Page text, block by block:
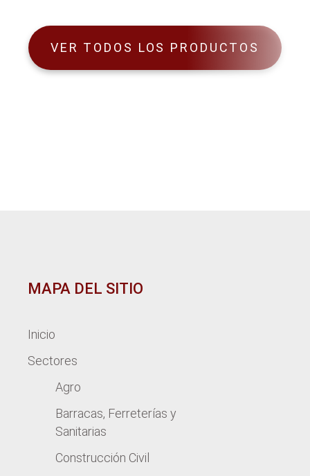
VER TODOS LOS PRODUCTOS
MAPA DEL SITIO
Inicio
Sectores
Agro
Barracas, Ferreterías y
Sanitarias
Construcción Civil